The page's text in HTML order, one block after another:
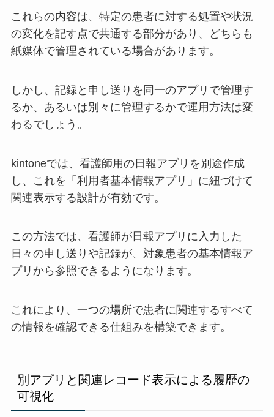
これらの内容は、特定の患者に対する処置や状況
の変化を記す点で共通する部分があり、どちらも
紙媒体で管理されている場合があります。
しかし、記録と申し送りを同一のアプリで管理す
るか、あるいは別々に管理するかで運用方法は変
わるでしょう。
kintoneでは、看護師用の日報アプリを別途作成
し、これを「利用者基本情報アプリ」に紐づけて
関連表示する設計が有効です。
この方法では、看護師が日報アプリに入力した
日々の申し送りや記録が、対象患者の基本情報ア
プリから参照できるようになります。
これにより、一つの場所で患者に関連するすべて
の情報を確認できる仕組みを構築できます。
別アプリと関連レコード表示による履歴の
可視化